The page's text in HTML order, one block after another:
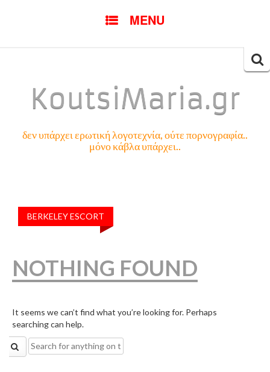
MENU
KoutsiMaria.gr
δεν υπάρχει ερωτική λογοτεχνία, ούτε πορνογραφία..
μόνο κάβλα υπάρχει..
BERKELEY ESCORT
NOTHING FOUND
It seems we can’t find what you’re looking for. Perhaps
searching can help.
Search
for: